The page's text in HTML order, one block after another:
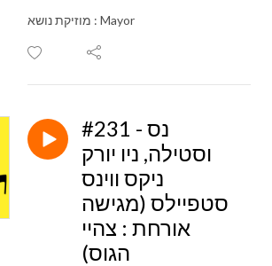
מוזיקת נושא : Mayor
#231 - נס
וסטילה, ניו יורק
ניקס ווינס
סטפיילס (מגישה
אורחת : צהיי
הגוס)